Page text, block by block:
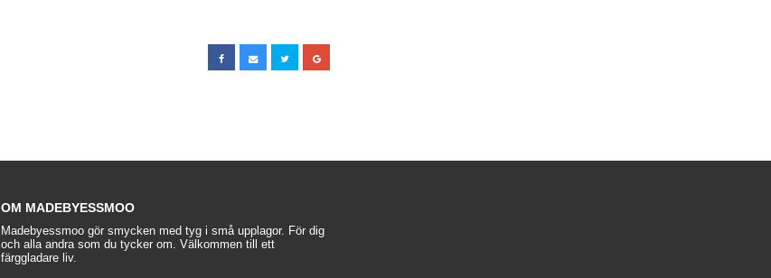
OM MADEBYESSMOO
Madebyessmoo gör smycken med tyg i små upplagor. För dig
och alla andra som du tycker om. Välkommen till ett
färggladare liv.